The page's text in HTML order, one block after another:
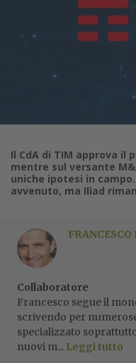
Il CdA di TIM approva il
mentre sul versante
uniche ipotesi in
avvenuto, ma Iliad
FRANCESCO
Collaboratore
Francesco segue il
scrivendo per
specializzato
nuovi m... Leggi tutto